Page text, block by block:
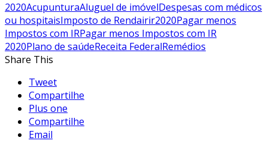
2020AcupunturaAluguel de imóvelDespesas com médicos
ou hospitaisImposto de Rendairir2020Pagar menos
Impostos com IRPagar menos Impostos com IR
2020Plano de saúdeReceita FederalRemédios
Share This
Tweet
Compartilhe
Plus one
Compartilhe
Email